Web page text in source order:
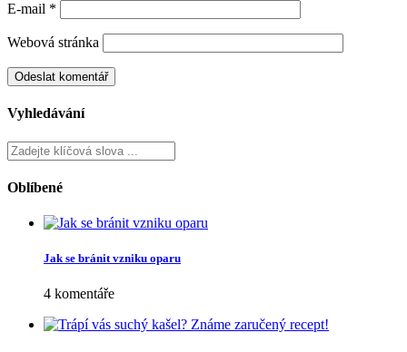
E-mail *
Webová stránka
Vyhledávání
Oblíbené
Jak se bránit vzniku oparu
4 komentáře